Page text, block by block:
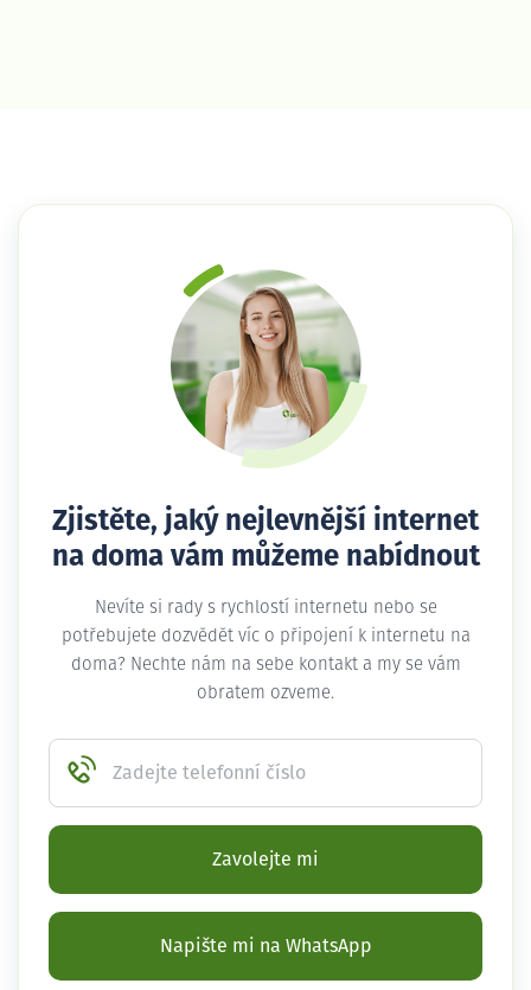
Zjistěte, jaký nejlevnější internet
na doma vám můžeme nabídnout
Nevíte si rady s rychlostí internetu nebo se
potřebujete dozvědět víc o připojení k internetu na
doma? Nechte nám na sebe kontakt a my se vám
obratem ozveme.
Zadejte telefonní číslo
Zavolejte mi
Napište mi na WhatsApp